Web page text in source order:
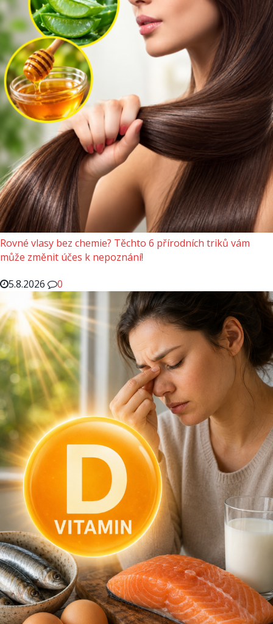
Rovné vlasy bez chemie? Těchto 6 přírodních triků vám
může změnit účes k nepoznání!
5.8.2026
0